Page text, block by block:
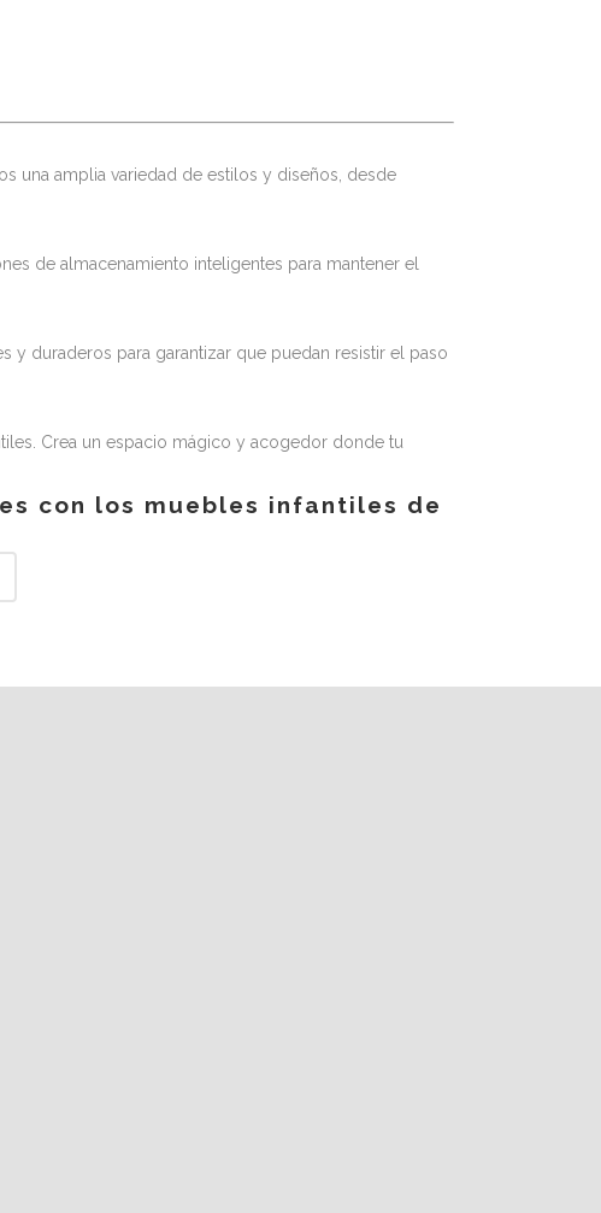
una amplia variedad de estilos y diseños, desde
de almacenamiento inteligentes para mantener el
y duraderos para garantizar que puedan resistir el paso
Crea un espacio mágico y acogedor donde tu
con los muebles infantiles de